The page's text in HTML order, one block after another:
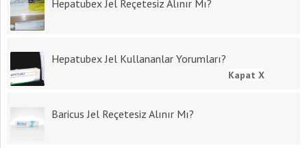
Hepatubex Jel Reçetesiz Alınır Mı?
Hepatubex Jel Kullananlar Yorumları?
Baricus Jel Reçetesiz Alınır Mı?
Kapat X